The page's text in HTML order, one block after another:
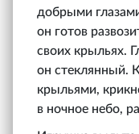
добрыми
он готов
своих крыльях.
он стеклянный.
крыльями,
в ночное небо,